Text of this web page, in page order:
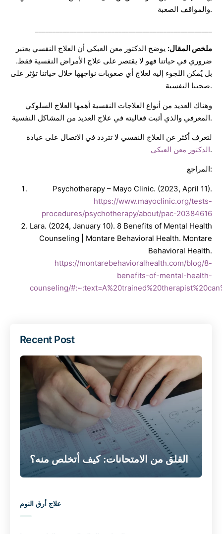
والمواقف الصعبة.
ملخص المقال: يوضح الدكتور معن العبكي أن العلاج النفسي يعتبر
ضروري في حياتنا فهو لا يقتصر على علاج الأمراض النفسية فقط.
بل يُمكن اللجوء إليه لعلاج أي صعوبات نواجهها خلال حياتنا تؤثر على
صحتنا النفسية.
وهناك العديد من أنواع العلاجات النفسية أهمها العلاج السلوكي
المعرفي والذي أثبت فعاليته في علاج العديد من المشاكل النفسية.
لتعرف أكثر عن العلاج النفسي لا تتردد في الاتصال على عيادة
الدكتور معن العبكي.
المراجع:
Psychotherapy – Mayo Clinic. (2023, April 11).
https://www.mayoclinic.org/tests-
procedures/psychotherapy/about/pac-20384616
Lara. (2024, January 10). 8 Benefits of Mental Health
Counseling | Montare Behavioral Health. Montare
Behavioral Health.
https://montarebehavioralhealth.com/blog/8-
benefits-of-mental-health-
counseling/
Recent Post
القلق من الامتحانات: كيف أتخلص منه؟
علاج أرق النوم